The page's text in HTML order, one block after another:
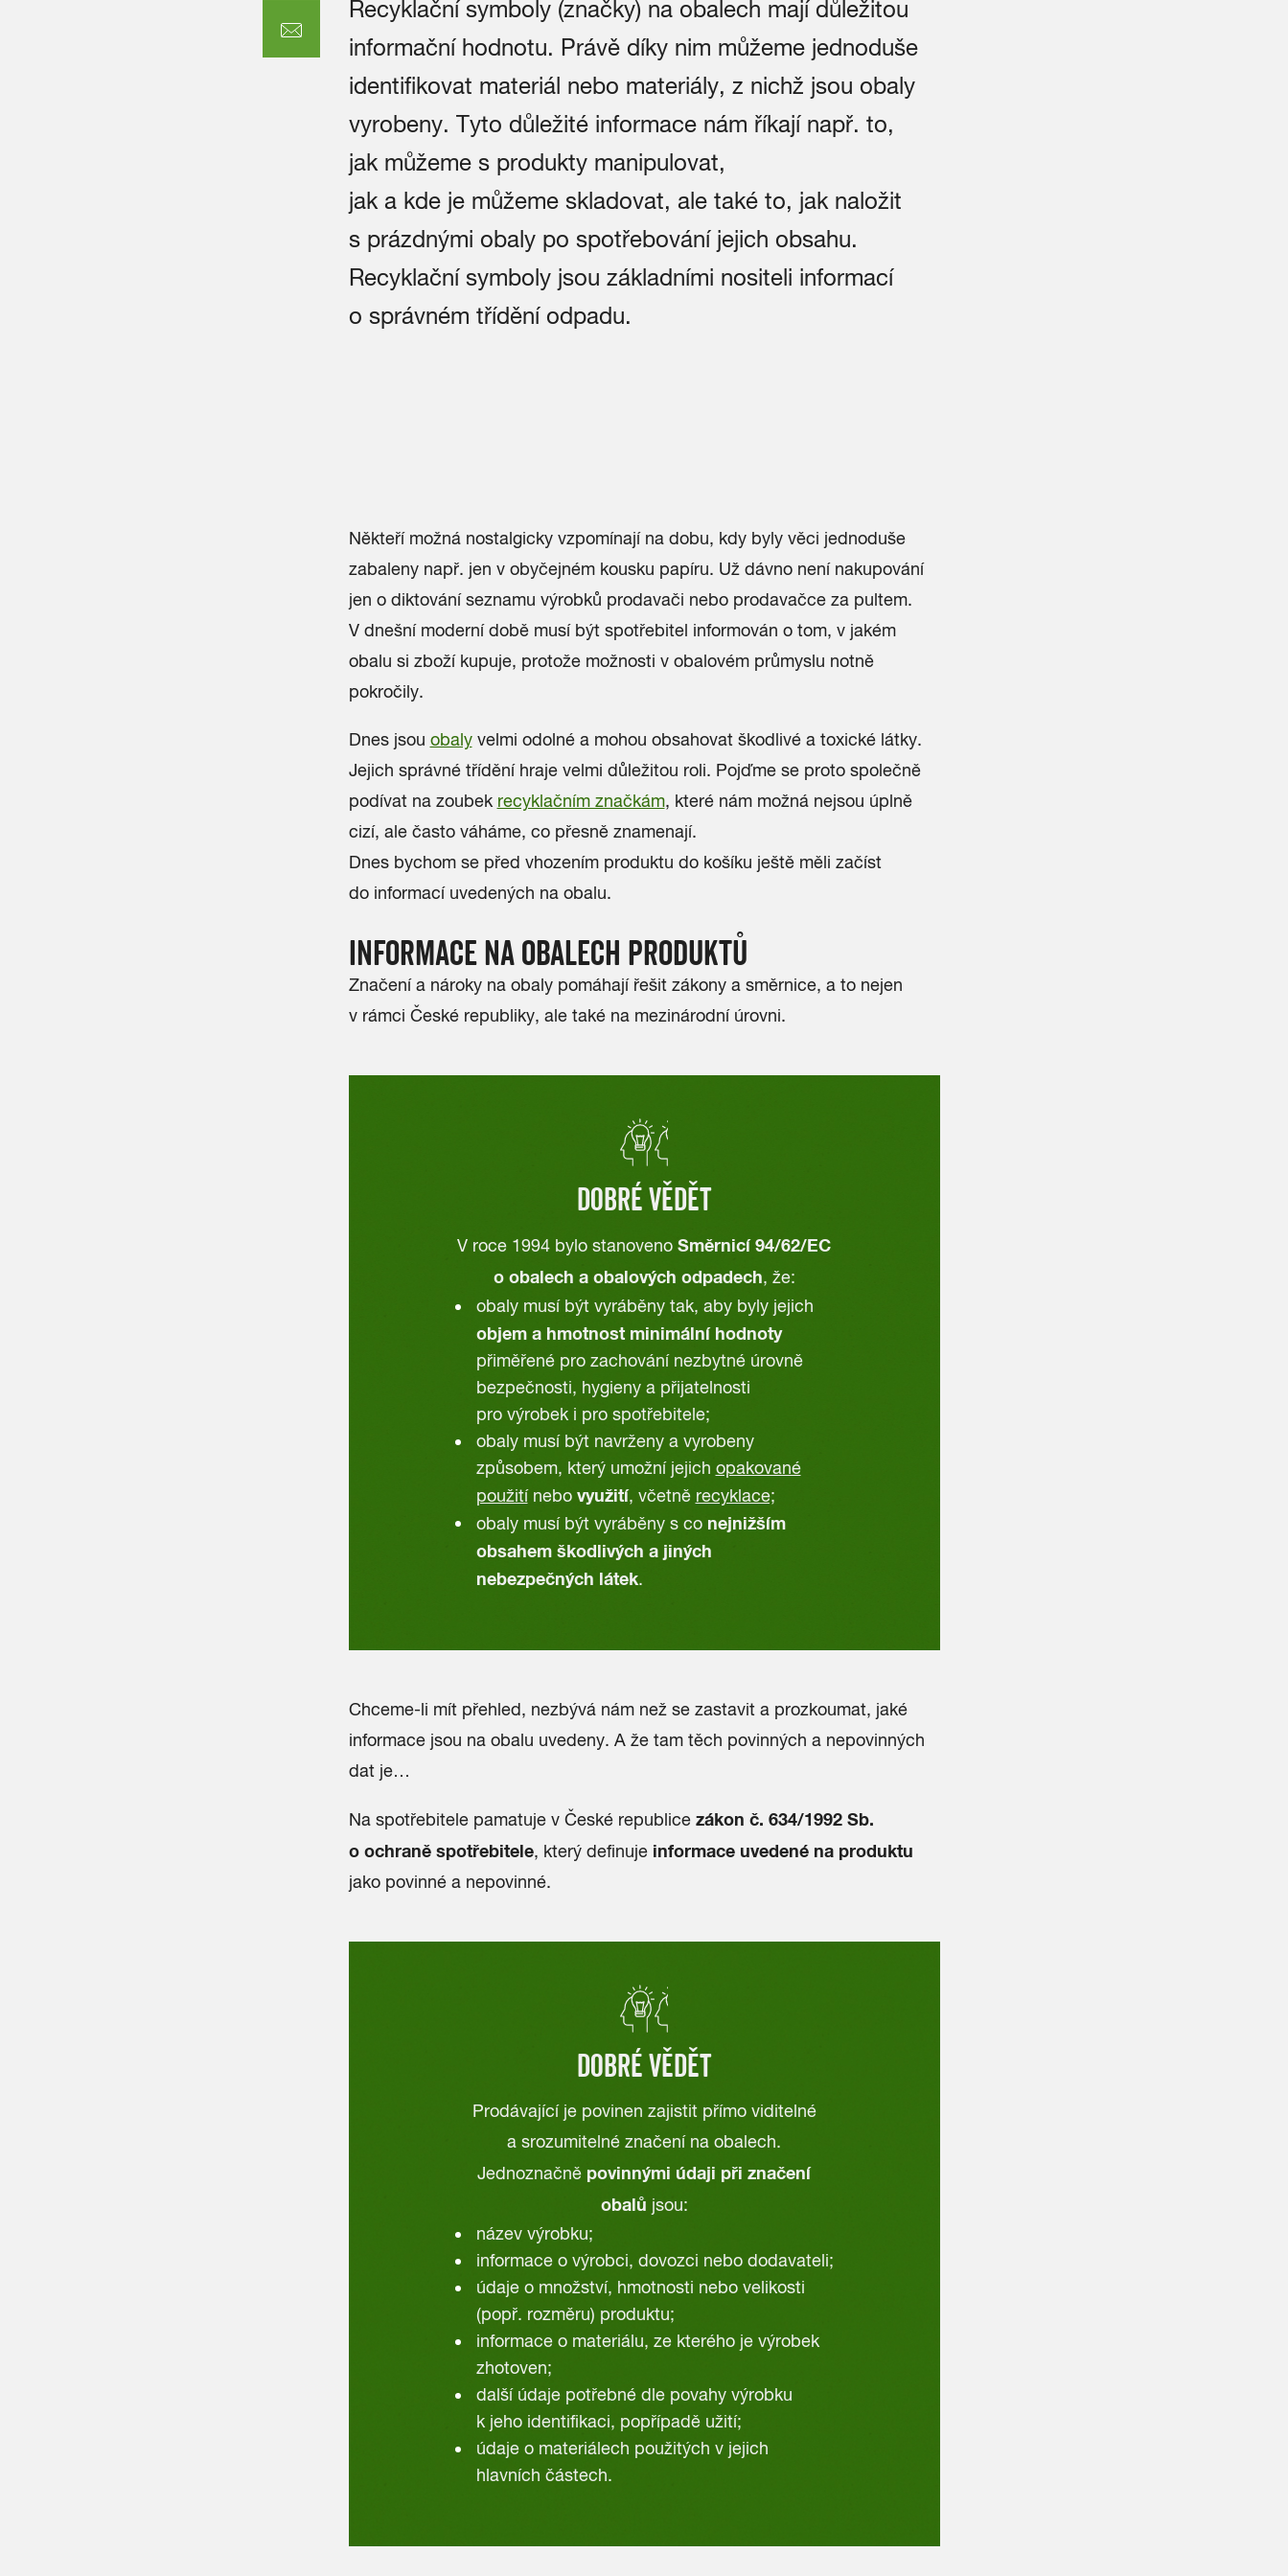
Recyklační symboly (značky) na obalech mají důležitou
informační hodnotu. Právě díky nim můžeme jednoduše
identifikovat materiál nebo materiály, z nichž jsou obaly
vyrobeny. Tyto důležité informace nám říkají např. to,
jak můžeme s produkty manipulovat,
jak a kde je můžeme skladovat, ale také to, jak naložit
s prázdnými obaly po spotřebování jejich obsahu.
Recyklační symboly jsou základními nositeli informací
o správném třídění odpadu.
Někteří možná nostalgicky vzpomínají na dobu, kdy byly věci jednoduše
zabaleny např. jen v obyčejném kousku papíru. Už dávno není nakupování
jen o diktování seznamu výrobků prodavači nebo prodavačce za pultem.
V dnešní moderní době musí být spotřebitel informován o tom, v jakém
obalu si zboží kupuje, protože možnosti v obalovém průmyslu notně
pokročily.
Dnes jsou obalyvelmi odolné a mohou obsahovat škodlivé a toxické látky.
Jejich správné třídění hraje velmi důležitou roli. Pojďme se proto společně
podívat na zoubek recyklačním značkám, které nám možná nejsou úplně
cizí, ale často váháme, co přesně znamenají.
Dnes bychom se před vhozením produktu do košíku ještě měli začíst
do informací uvedených naobalu.
INFORMACE NA OBALECH PRODUKTŮ
Značení a nároky na obaly pomáhají řešit zákony a směrnice, a to nejen
v rámci České republiky, ale také na mezinárodní úrovni.
DOBRÉ VĚDĚT
V roce 1994 bylo stanoveno Směrnicí 94/62/EC
o obalech a obalových odpadech, že:
obaly musí být vyráběny tak, aby byly jejich
objem a hmotnost minimální hodnoty
přiměřené pro zachování nezbytné úrovně
bezpečnosti, hygieny a přijatelnosti
pro výrobek i pro spotřebitele;
obaly musí být navrženy a vyrobeny
způsobem, který umožní jejich opakované
použitínebo využití, včetně recyklace;
obaly musí být vyráběny s co nejnižším
obsahem škodlivých a jiných
nebezpečných látek.
Chceme-li mít přehled, nezbývá nám než se zastavit a prozkoumat, jaké
informace jsou na obalu uvedeny. A že tam těch povinných a nepovinných
dat je…
Na spotřebitele pamatuje v České republice zákon č. 634/1992 Sb.
o ochraně spotřebitele, který definuje informace uvedené na produktu
jako povinné a nepovinné.
DOBRÉ VĚDĚT
Prodávající je povinen zajistit přímo viditelné
a srozumitelné značení na obalech.
Jednoznačně povinnými údaji při značení
obalů jsou:
název výrobku;
informace o výrobci, dovozci nebo dodavateli;
údaje o množství, hmotnosti nebo velikosti
(popř. rozměru) produktu;
informace o materiálu, ze kterého je výrobek
zhotoven;
další údaje potřebné dle povahy výrobku
k jeho identifikaci, popřípadě užití;
údaje o materiálech použitých v jejich
hlavních částech.